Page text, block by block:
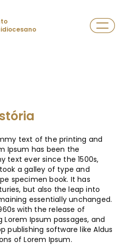
text of the printing and
Ipsum has been the
text ever since the 1500s,
a galley of type and
specimen book. It has
but also the leap into
essentially unchanged.
with the release of
Ipsum passages, and
publishing software like Aldus
of Lorem Ipsum.